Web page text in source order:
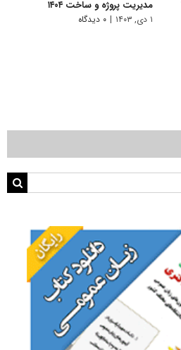
مدیریت پروژه و ساخت ۱۴۰۴
۱ دی, ۱۴۰۳ | ۰ دیدگاه